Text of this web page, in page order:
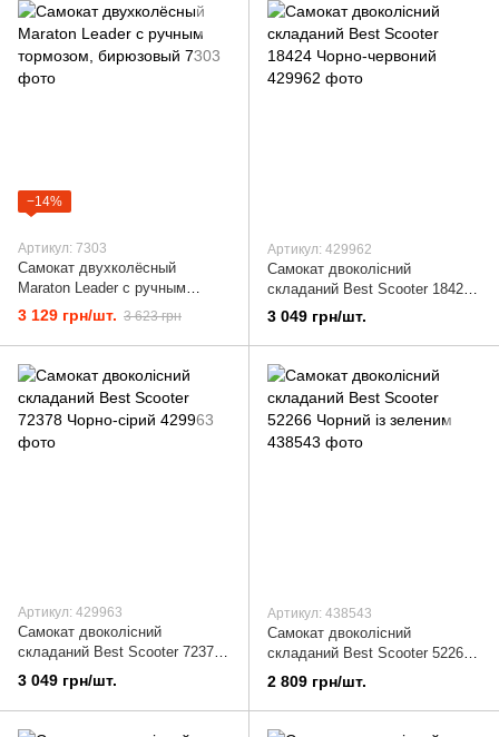
−14%
Артикул: 7303
Самокат двухколёсный
Maraton Leader с ручным
тормозом, бирюзовый
3 129 грн/шт. 3 623 грн
Артикул: 429962
Самокат двоколісний
складаний Best Scooter 18424
Чорно-червоний
3 049 грн/шт.
Артикул: 429963
Самокат двоколісний
складаний Best Scooter 72378
Чорно-сірий
3 049 грн/шт.
Артикул: 438543
Самокат двоколісний
складаний Best Scooter 52266
Чорний із зеленим
2 809 грн/шт.